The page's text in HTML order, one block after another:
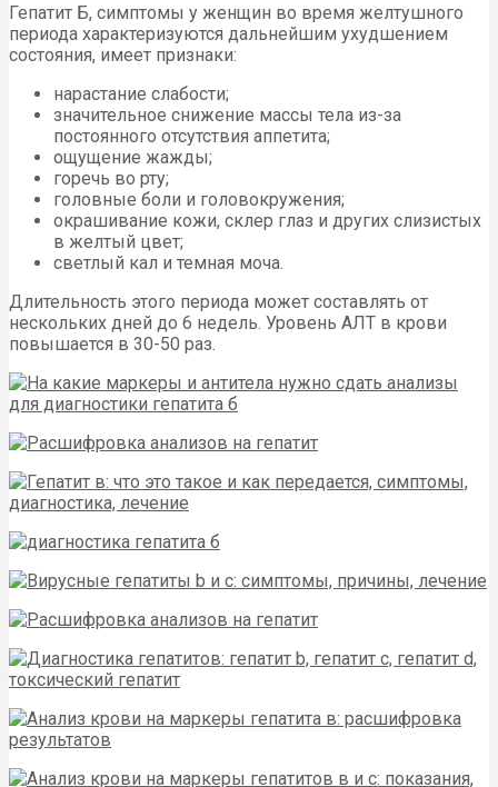
Гепатит Б, симптомы у женщин во время желтушного
периода характеризуются дальнейшим ухудшением
состояния, имеет признаки:
нарастание слабости;
значительное снижение массы тела из-за
постоянного отсутствия аппетита;
ощущение жажды;
горечь во рту;
головные боли и головокружения;
окрашивание кожи, склер глаз и других слизистых
в желтый цвет;
светлый кал и темная моча.
Длительность этого периода может составлять от
нескольких дней до 6 недель. Уровень АЛТ в крови
повышается в 30-50 раз.